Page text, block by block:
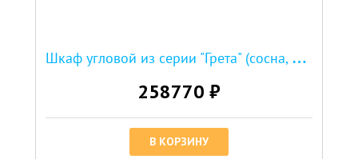
Ш
каф угловой из серии "Грета" (сосна, резьба береза)
258770 ₽
В КОРЗИНУ